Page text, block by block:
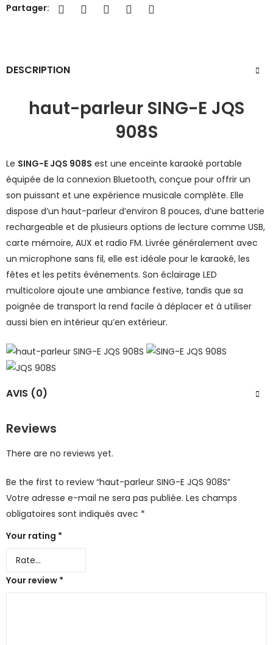
Partager:
DESCRIPTION
haut-parleur SING-E JQS
908S
Le SING-E JQS 908S est une enceinte karaoké portable
équipée de la connexion Bluetooth, conçue pour offrir un
son puissant et une expérience musicale complète. Elle
dispose d’un haut-parleur d’environ 8 pouces, d’une batterie
rechargeable et de plusieurs options de lecture comme USB,
carte mémoire, AUX et radio FM. Livrée généralement avec
un microphone sans fil, elle est idéale pour le karaoké, les
fêtes et les petits événements. Son éclairage LED
multicolore ajoute une ambiance festive, tandis que sa
poignée de transport la rend facile à déplacer et à utiliser
aussi bien en intérieur qu’en extérieur.
AVIS (0)
Reviews
There are no reviews yet.
Be the first to review “haut-parleur SING-E JQS 908S”
Votre adresse e-mail ne sera pas publiée. Les champs
obligatoires sont indiqués avec *
Your rating *
Your review *